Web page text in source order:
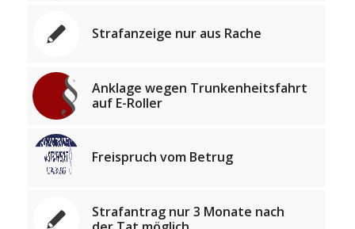
Strafanzeige nur aus Rache
Anklage wegen Trunkenheitsfahrt
auf E-Roller
Freispruch vom Betrug
Strafantrag nur 3 Monate nach